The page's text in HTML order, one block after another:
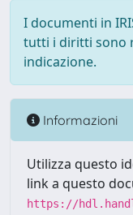
I documenti in
tutti i diritti sono
indicazione.
Informazioni
Utilizza questo
link a questo
https://